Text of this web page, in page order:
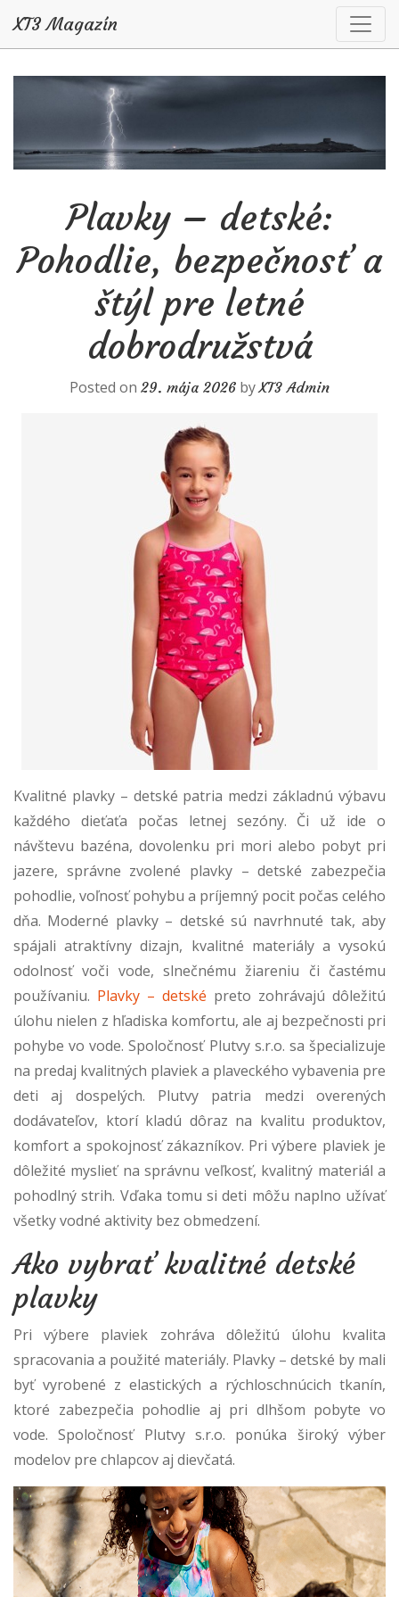
XT3 Magazín
Plavky – detské:
Pohodlie, bezpečnosť a
štýl pre letné
dobrodružstvá
Posted on 29. mája 2026 byXT3 Admin
Kvalitné plavky – detské patria medzi základnú výbavu
každého dieťaťa počas letnej sezóny. Či už ide o
návštevu bazéna, dovolenku pri mori alebo pobyt pri
jazere, správne zvolené plavky – detské zabezpečia
pohodlie, voľnosť pohybu a príjemný pocit počas celého
dňa. Moderné plavky – detské sú navrhnuté tak, aby
spájali atraktívny dizajn, kvalitné materiály a vysokú
odolnosť voči vode, slnečnému žiareniu či častému
používaniu. Plavky – detské preto zohrávajú dôležitú
úlohu nielen z hľadiska komfortu, ale aj bezpečnosti pri
pohybe vo vode. Spoločnosť Plutvy s.r.o. sa špecializuje
na predaj kvalitných plaviek a plaveckého vybavenia pre
deti aj dospelých. Plutvy patria medzi overených
dodávateľov, ktorí kladú dôraz na kvalitu produktov,
komfort a spokojnosť zákazníkov. Pri výbere plaviek je
dôležité myslieť na správnu veľkosť, kvalitný materiál a
pohodlný strih. Vďaka tomu si deti môžu naplno užívať
všetky vodné aktivity bez obmedzení.
Ako vybrať kvalitné detské
plavky
Pri výbere plaviek zohráva dôležitú úlohu kvalita
spracovania a použité materiály. Plavky – detské by mali
byť vyrobené z elastických a rýchloschnúcich tkanín,
ktoré zabezpečia pohodlie aj pri dlhšom pobyte vo
vode. Spoločnosť Plutvy s.r.o. ponúka široký výber
modelov pre chlapcov aj dievčatá.